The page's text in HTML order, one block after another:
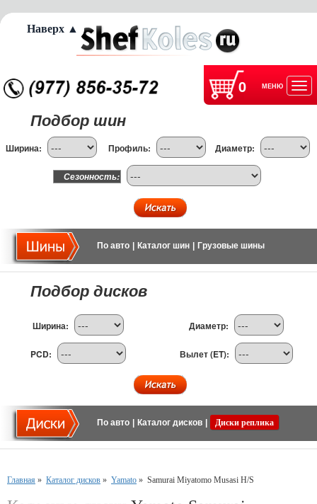
0 МЕНЮ
Подбор шин
Ширина: Профиль: Диаметр:
Сезонность:
По авто Каталог шин Грузовые шины
Подбор дисков
Ширина: Диаметр:
PCD: Вылет (ET):
По авто Каталог дисков Диски реплика
Главная » Каталог дисков » Yamato » Samurai Miyatomo Musasi H/S
Наверх ▲